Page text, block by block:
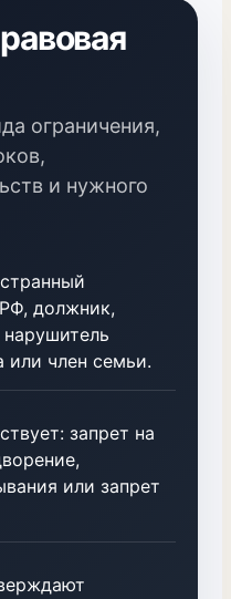
ограничения,
и нужного
должник,
член семьи.
запрет на
или запрет